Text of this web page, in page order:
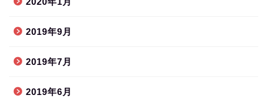
2019年9月
2019年7月
2019年6月